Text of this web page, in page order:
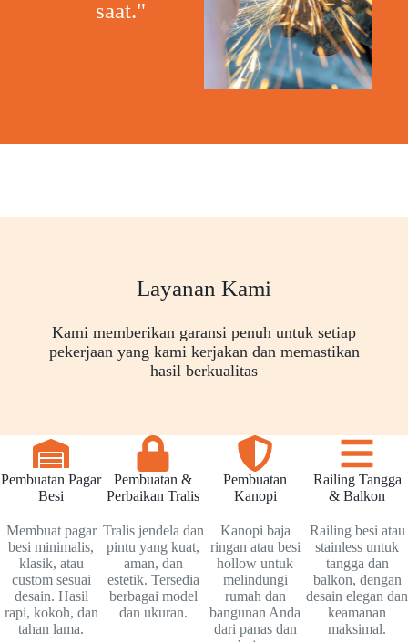
saat."
Layanan Kami
Kami memberikan garansi penuh untuk setiap
pekerjaan yang kami kerjakan dan memastikan
hasil berkualitas
Pembuatan Pagar
Besi
Membuat pagar
besi minimalis,
klasik, atau
custom sesuai
desain. Hasil
rapi, kokoh, dan
tahan lama.
Pembuatan &
Perbaikan Tralis
Tralis jendela dan
pintu yang kuat,
aman, dan
estetik. Tersedia
berbagai model
dan ukuran.
Pembuatan
Kanopi
Kanopi baja
ringan atau besi
hollow untuk
melindungi
rumah dan
bangunan Anda
dari panas dan
Railing Tangga
& Balkon
Railing besi atau
stainless untuk
tangga dan
balkon, dengan
desain elegan dan
keamanan
maksimal.